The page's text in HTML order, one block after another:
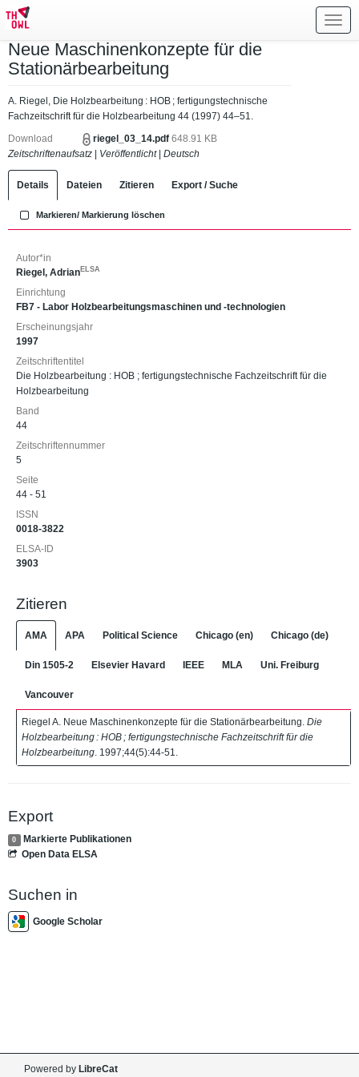
Neue Maschinenkonzepte für die
Stationärbearbeitung
A. Riegel, Die Holzbearbeitung : HOB ; fertigungstechnische
Fachzeitschrift für die Holzbearbeitung 44 (1997) 44–51.
Download riegel_03_14.pdf 648.91 KB
Zeitschriftenaufsatz
Veröffentlicht| Deutsch
Details Dateien Zitieren Export / Suche
Markieren/ Markierung löschen
Autor*in
Riegel, Adrian ELSA
Einrichtung
FB7 - Labor Holzbearbeitungsmaschinen und -technologien
Erscheinungsjahr
1997
Zeitschriftentitel
Die Holzbearbeitung : HOB ; fertigungstechnische Fachzeitschrift für die
Holzbearbeitung
Band
44
Zeitschriftennummer
5
Seite
44 - 51
ISSN
0018-3822
ELSA-ID
3903
Zitieren
AMA APA Political Science Chicago (en) Chicago (de)
Din 1505-2 Elsevier Havard IEEE MLA Uni. Freiburg
Vancouver
Riegel A. Neue Maschinenkonzepte für die Stationärbearbeitung. Die
Holzbearbeitung : HOB ; fertigungstechnische Fachzeitschrift für die
Holzbearbeitung . 1997;44(5):44-51.
Export
0
Markierte Publikationen
Open Data ELSA
Suchen in
Google Scholar
Powered by LibreCat